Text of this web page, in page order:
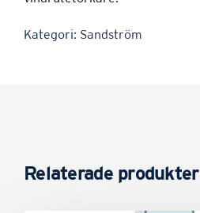
Kategori: Sandström
Relaterade produkter